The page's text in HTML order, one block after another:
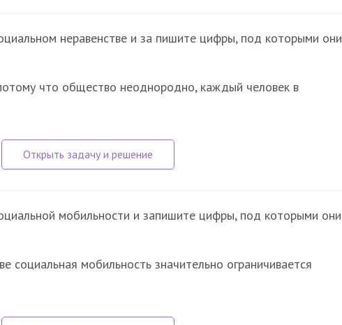
неравенстве и за пишите цифры, под которыми они
что общество неоднородно, каждый человек в
мобильности и запишите цифры, под которыми они
социальная мобильность значительно ограничивается